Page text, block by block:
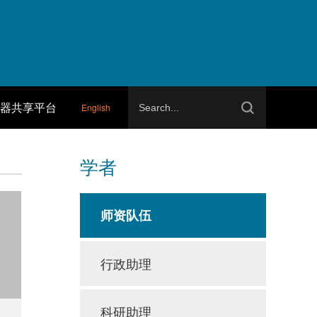
English
共享平台
学者
师资队伍
行政助理
科研助理